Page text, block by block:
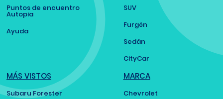
Puntos de encuentro
Autopia
Ayuda
SUV
Furgón
Sedán
CityCar
MÁS VISTOS
Subaru Forester
MARCA
Chevrolet